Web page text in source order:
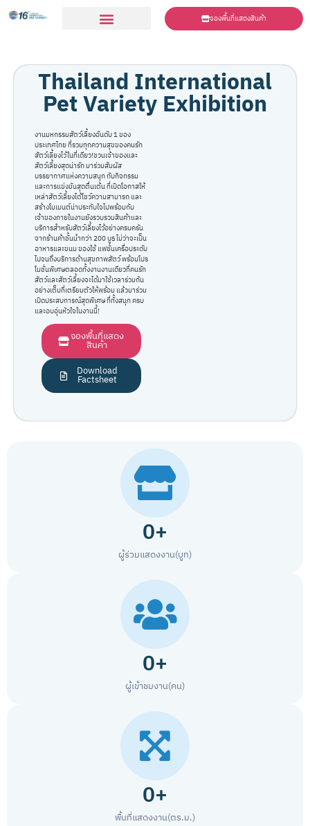
จองพื้นที่แสดงสินค้า
Thailand International
Pet Variety Exhibition
งานมหกรรมสัตว์เลี้ยงอันดับ 1 ของ
ประเทศไทย ที่รวมทุกความสุขของคนรัก
สัตว์เลี้ยงไว้ในที่เดียว!ชวนเจ้าของและ
สัตว์เลี้ยงสุดน่ารัก มาร่วมสัมผัส
บรรยากาศแห่งความสนุก กับกิจกรรม
และการแข่งขันสุดตื่นเต้น ที่เปิดโอกาสให้
เหล่าสัตว์เลี้ยงได้โชว์ความสามารถ และ
สร้างโมเมนต์น่าประทับใจไปพร้อมกับ
เจ้าของภายในงานยังรวบรวมสินค้าและ
บริการสำหรับสัตว์เลี้ยงไว้อย่างครบครัน
จากร้านค้าชั้นนำกว่า 200 บูธ ไม่ว่าจะเป็น
อาหารและขนม ของใช้ แฟชั่นเครื่อประดับ
ไปจนถึงบริการด้านสุขภาพสัตว์ พร้อมโปร
โมชั่นพิเศษตลอดทั้งงานงานเดียวที่คนรัก
สัตว์และสัตว์เลี้ยงจะได้มาใช้เวลาร่วมกัน
อย่างเต็มที่เตรียมตัวให้พร้อม แล้วมาร่วม
เปิดประสบการณ์สุดพิเศษ ที่ทั้งสนุก ครบ
และอบอุ่นหัวใจในงานนี้!
จองพื้นที่แสดง
สินค้า
Download
Factsheet
ผู้ร่วมแสดงงาน(บูท)
0+
ผู้เข้าชมงาน(คน)
0+
พื้นที่แสดงงาน(ตร.ม.)
0+